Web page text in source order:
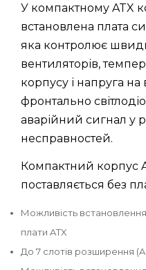
У компактному ATX
встановлена ​​плата
яка контролює
вентиляторів,
корпусу і напруга на
фронтально
аварійний сигнал у
несправностей.
Компактний корпус
поставляється без
Можливість
плати ATX
До 7 слотів розширення